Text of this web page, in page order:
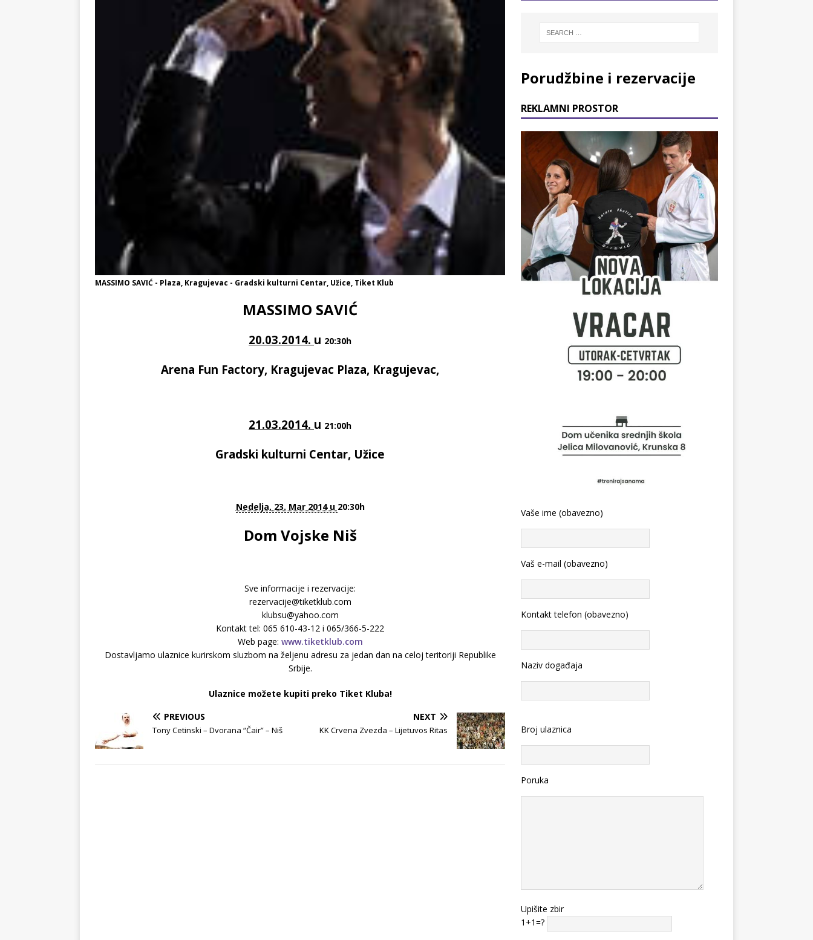
MASSIMO SAVIĆ - Plaza, Kragujevac - Gradski kulturni Centar, Užice, Tiket Klub
MASSIMO SAVIĆ
20.03.2014. u 20:30h
Arena Fun Factory, Kragujevac Plaza, Kragujevac,
21.03.2014. u 21:00h
Gradski kulturni Centar, Užice
Nedelja, 23. Mar 2014 u 20:30h
Dom Vojske Niš
Sve informacije i rezervacije:
rezervacije@tiketklub.com
klubsu@yahoo.com
Kontakt tel: 065 610-43-12 i 065/366-5-222
Web page: www.tiketklub.com
Dostavljamo ulaznice kurirskom sluzbom na željenu adresu za jedan dan na celoj teritoriji Republike
Srbije.
Ulaznice možete kupiti preko Tiket Kluba!
PREVIOUS
Tony Cetinski – Dvorana “Čair” – Niš
NEXT
KK Crvena Zvezda – Lijetuvos Ritas
Porudžbine i rezervacije
REKLAMNI PROSTOR
Vaše ime (obavezno)
Vaš e-mail (obavezno)
Kontakt telefon (obavezno)
Naziv događaja
Broj ulaznica
Poruka
Upišite zbir
1+1=?